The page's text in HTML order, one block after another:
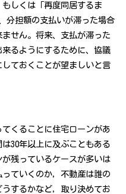
しくは「再度同居するま
分担額の支払いが滞った場合
せん。将来、支払が滞った
るようにするために、協議
ておくことが望ましいと言
くることに住宅ローンがあ
30年以上に及ぶこともある
残っているケースが多いは
ていくのか，不動産は誰の
するかなど，取り決めてお